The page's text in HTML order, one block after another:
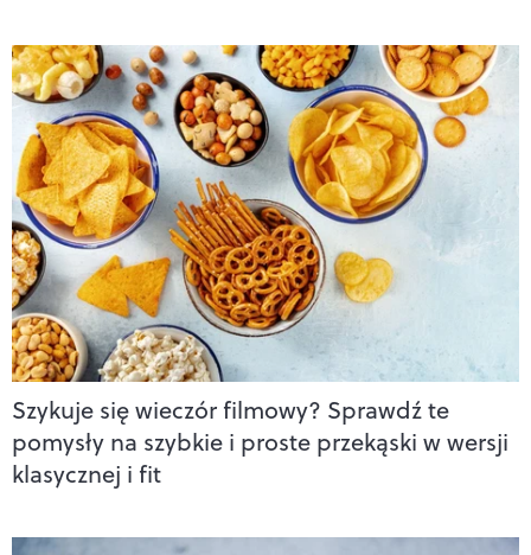
Szykuje się wieczór filmowy? Sprawdź te
pomysły na szybkie i proste przekąski w wersji
klasycznej i fit